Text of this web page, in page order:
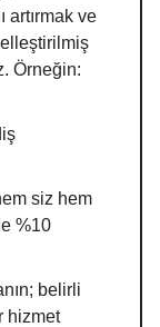
artırmak ve
Örneğin:
siz hem
%10
belirli
hizmet